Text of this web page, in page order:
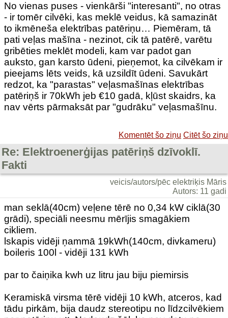
No vienas puses - vienkārši "interesanti", no otras
- ir tomēr cilvēki, kas meklē veidus, kā samazināt
to ikmēneša elektrības patēriņu… Piemēram, tā
pati veļas mašīna - nezinot, cik tā patērē, varētu
gribēties meklēt modeli, kam var padot gan
auksto, gan karsto ūdeni, pieņemot, ka cilvēkam ir
pieejams lēts veids, kā uzsildīt ūdeni. Savukārt
redzot, ka "parastas" veļasmašīnas elektrības
patēriņš ir 70kWh jeb €10 gadā, kļūst skaidrs, ka
nav vērts pārmaksāt par "gudrāku" veļasmašīnu.
Komentēt šo ziņu Citēt šo ziņu
Re: Elektroenerģijas patēriņš dzīvoklī.
Fakti
veicis/autors/pēc elektriķis Māris
Autors: 11 gadi
man seklā(40cm) veļene tērē no 0,34 kW ciklā(30
grādi), speciāli neesmu mērījis smagākiem
cikliem.
lskapis vidēji ņammā 19kWh(140cm, divkameru)
boileris 100l - vidēji 131 kWh
par to čaiņika kwh uz litru jau biju piemirsis
Keramiskā virsma tērē vidēji 10 kWh, atceros, kad
tādu pirkām, bija daudz stereotipu no līdzcilvēkiem